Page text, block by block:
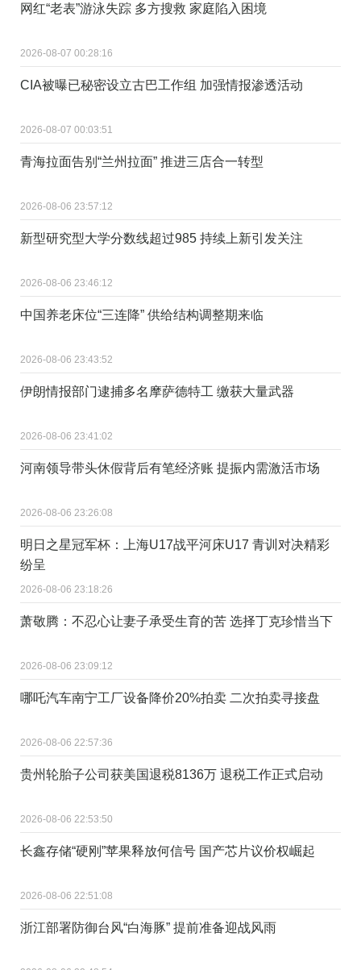
网红“老表”游泳失踪 多方搜救 家庭陷入困境
2026-08-07 00:28:16
CIA被曝已秘密设立古巴工作组 加强情报渗透活动
2026-08-07 00:03:51
青海拉面告别“兰州拉面” 推进三店合一转型
2026-08-06 23:57:12
新型研究型大学分数线超过985 持续上新引发关注
2026-08-06 23:46:12
中国养老床位“三连降” 供给结构调整期来临
2026-08-06 23:43:52
伊朗情报部门逮捕多名摩萨德特工 缴获大量武器
2026-08-06 23:41:02
河南领导带头休假背后有笔经济账 提振内需激活市场
2026-08-06 23:26:08
明日之星冠军杯：上海U17战平河床U17 青训对决精彩
纷呈
2026-08-06 23:18:26
萧敬腾：不忍心让妻子承受生育的苦 选择丁克珍惜当下
2026-08-06 23:09:12
哪吒汽车南宁工厂设备降价20%拍卖 二次拍卖寻接盘
2026-08-06 22:57:36
贵州轮胎子公司获美国退税8136万 退税工作正式启动
2026-08-06 22:53:50
长鑫存储“硬刚”苹果释放何信号 国产芯片议价权崛起
2026-08-06 22:51:08
浙江部署防御台风“白海豚” 提前准备迎战风雨